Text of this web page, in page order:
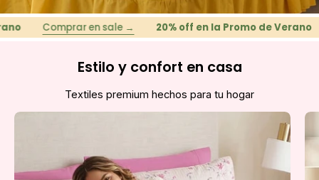
Comprar en sale → 20% off en la Promo de Verano
Estilo y confort en casa
Textiles premium hechos para tu hogar